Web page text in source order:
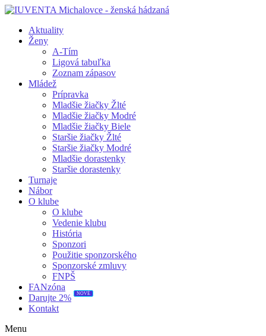
Aktuality
Ženy
A-Tím
Ligová tabuľka
Zoznam zápasov
Mládež
Prípravka
Mladšie žiačky Žlté
Mladšie žiačky Modré
Mladšie žiačky Biele
Staršie žiačky Žlté
Staršie žiačky Modré
Mladšie dorastenky
Staršie dorastenky
Turnaje
Nábor
O klube
O klube
Vedenie klubu
História
Sponzori
Použitie sponzorského
Sponzorské zmluvy
FNPŠ
FANzóna
Darujte 2%
NOVÉ
Kontakt
Menu